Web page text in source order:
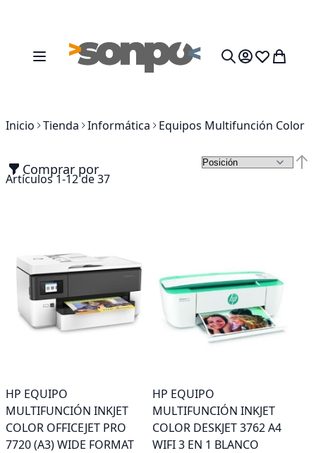
Toggle Nav Mi cesta
Inicio Tienda Informática Equipos Multifunción Color
Comprar por
Artículos1-12de37
HP EQUIPO
MULTIFUNCIÓN INKJET
COLOR OFFICEJET PRO
7720 (A3) WIDE FORMAT
HP EQUIPO
MULTIFUNCIÓN INKJET
COLOR DESKJET 3762 A4
WIFI 3 EN 1 BLANCO